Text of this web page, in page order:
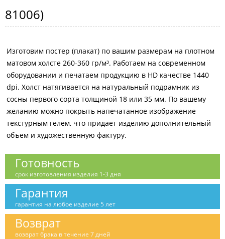
81006)
Изготовим постер (плакат) по вашим размерам на плотном
матовом холсте 260-360 гр/м³. Работаем на современном
оборудовании и печатаем продукцию в HD качестве 1440
dpi. Холст натягивается на натуральный подрамник из
сосны первого сорта толщиной 18 или 35 мм. По вашему
желанию можно покрыть напечатанное изображение
текстурным гелем, что придает изделию дополнительный
объем и художественную фактуру.
Готовность
срок изготовления изделия 1-3 дня
Гарантия
гарантия на любое изделие 5 лет
Возврат
возврат брака в течение 7 дней